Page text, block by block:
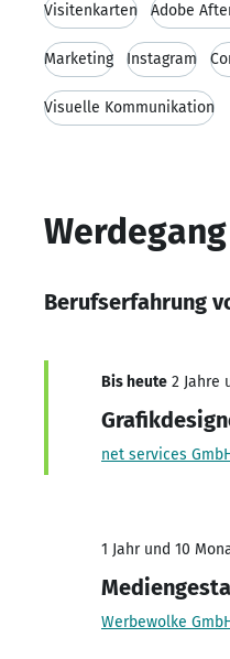
Visitenkarten Adobe
Marketing Instagram
Visuelle Kommunikation
Werdegang
Berufserfahrung
Bis heute 2 Jahre
net services
1 Jahr und 10
Werbewolke